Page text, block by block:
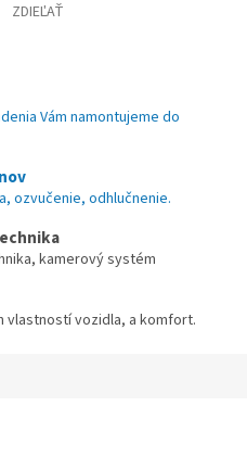
ZDIEĽAŤ
Vám namontujeme do
ozvučenie, odhlučnenie.
kamerový systém
vlastností vozidla, a komfort.